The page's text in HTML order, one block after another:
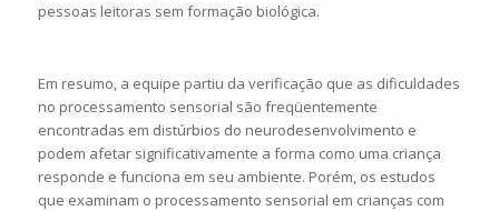
pessoas leitoras sem formação biológica.
Em resumo, a equipe partiu da verificação que as dificuldades
no processamento sensorial são freqüentemente
encontradas em distúrbios do neurodesenvolvimento e
podem afetar significativamente a forma como uma criança
responde e funciona em seu ambiente. Porém, os estudos
que examinam o processamento sensorial em crianças com